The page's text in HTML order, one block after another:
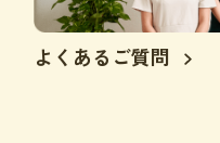
よくあるご質問